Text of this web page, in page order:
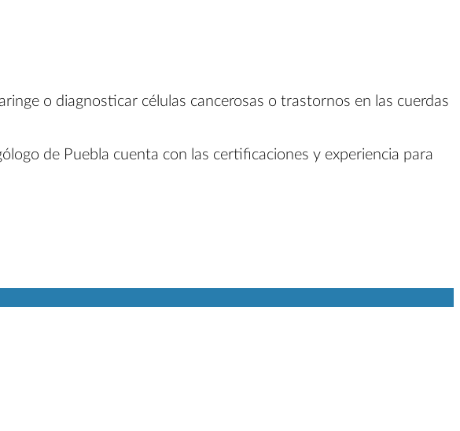
o diagnosticar células cancerosas o trastornos en las cuerdas
de Puebla cuenta con las certificaciones y experiencia para